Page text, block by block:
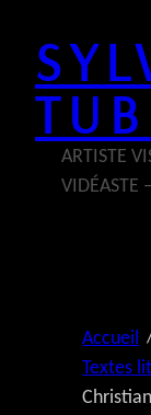
contenu
ARTISTE
VIDÉASTE
Accueil
Textes